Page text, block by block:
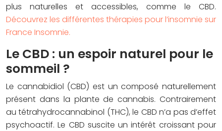
plus naturelles et accessibles, comme le CBD.
Découvrez les différentes thérapies pour l’insomnie sur
France Insomnie.
Le CBD : un espoir naturel pour le
sommeil ?
Le cannabidiol (CBD) est un composé naturellement
présent dans la plante de cannabis. Contrairement
au tétrahydrocannabinol (THC), le CBD n’a pas d’effet
psychoactif. Le CBD suscite un intérêt croissant pour